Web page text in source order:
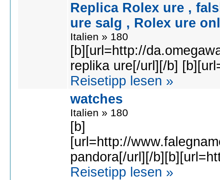
Replica Rolex ure ,
ure salg , Rolex ure
Italien » 180
[b][url=http://
replika ure[/url][/b]
Reisetipp lesen »
watches
Italien » 180
[b]
[url=http://
pandora[/url][/
Reisetipp lesen »